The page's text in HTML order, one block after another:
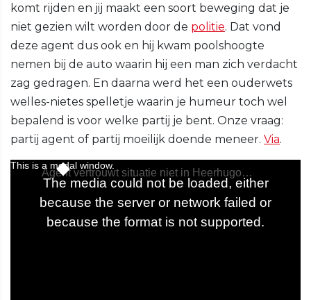
komt rijden en jij maakt een soort beweging dat je
niet gezien wilt worden door de politie. Dat vond
deze agent dus ook en hij kwam poolshoogte
nemen bij de auto waarin hij een man zich verdacht
zag gedragen. En daarna werd het een ouderwets
welles-nietes spelletje waarin je humeur toch wel
bepalend is voor welke partij je bent. Onze vraag:
partij agent of partij moeilijk doende meneer. Via.